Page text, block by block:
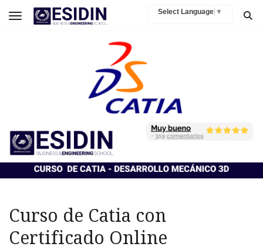
Select Language ▼
Toggle navigation
Curso de Catia con
Certificado Online